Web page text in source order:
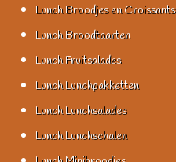
Lunch Broodjes en Croissants
Lunch Broodtaarten
Lunch Fruitsalades
Lunch Lunchpakketten
Lunch Lunchsalades
Lunch Lunchschalen